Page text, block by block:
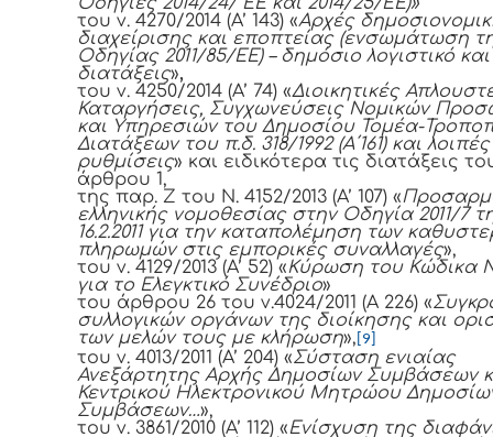
του ν. 4270/2014 (Α’ 143) «Αρχές
διαχείρισης και εποπτείας (ενσωμάτωση
Οδηγίας 2011/85/ΕΕ) – δημόσιο λογιστικό
διατάξεις»,
του ν. 4250/2014 (Α’ 74) «Διοικητικές
Καταργήσεις, Συγχωνεύσεις Νομικών
και Υπηρεσιών του Δημοσίου Τομέα-
Διατάξεων του π.δ. 318/1992 (Α΄161) και λοιπές
ρυθμίσεις» και ειδικότερα τις διατάξεις
άρθρου 1,
της παρ. Ζ του Ν. 4152/2013 (Α’ 107) «
ελληνικής νομοθεσίας στην Οδηγία 2011/7
16.2.2011 για την καταπολέμηση των
πληρωμών στις εμπορικές συναλλαγές»,
του ν. 4129/2013 (Α’ 52) «Κύρωση του Κώδικα
για το Ελεγκτικό Συνέδριο»
του άρθρου 26 του ν.4024/2011 (Α 226) «
συλλογικών οργάνων της διοίκησης και
των μελών τους με κλήρωση», [9]
του ν. 4013/2011 (Α’ 204) «Σύσταση ενιαίας
Ανεξάρτητης Αρχής Δημοσίων Συμβάσεων
Κεντρικού Ηλεκτρονικού Μητρώου
Συμβάσεων…»,
του ν. 3861/2010 (Α’ 112) «Ενίσχυση της